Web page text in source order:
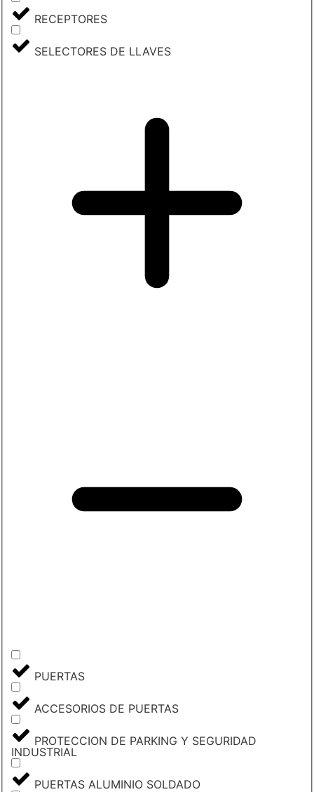
RECEPTORES
SELECTORES DE LLAVES
PUERTAS
ACCESORIOS DE PUERTAS
PROTECCION DE PARKING Y SEGURIDAD
INDUSTRIAL
PUERTAS ALUMINIO SOLDADO